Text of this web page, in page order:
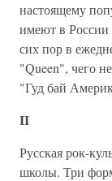
настоящему
имеют в России
сих пор в
"Queen", чего
"Гуд бай
II
Русская рок-
школы. Три